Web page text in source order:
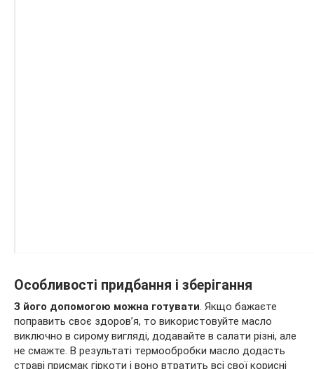
Особливості придбання і зберігання
З його допомогою можна готувати. Якщо бажаєте
поправить своє здоров’я, то використовуйте масло
виключно в сирому вигляді, додавайте в салати різні, але
не смажте. В результаті термообробки масло додасть
страві присмак гіркоти і воно втратить всі свої корисні